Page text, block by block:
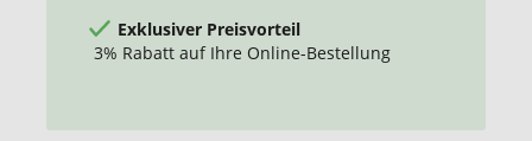
Exklusiver Preisvorteil
3% Rabatt auf Ihre Online-Bestellung